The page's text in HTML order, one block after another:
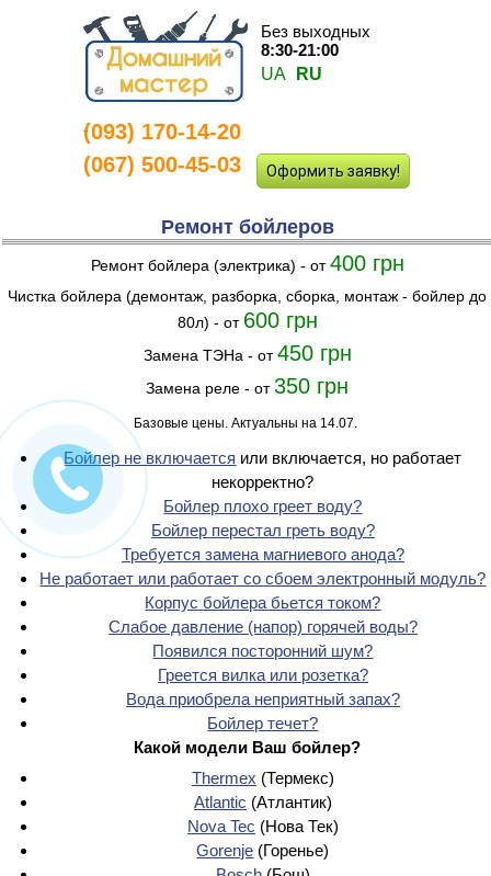
-
Без выходных
8:30-21:00
UA
RU
(093) 170-14-20
(067) 500-45-03
Оформить заявку!
Ремонт бойлеров
Ремонт бойлера (электрика) - от400 грн
Чистка бойлера (демонтаж, разборка, сборка, монтаж - бойлер до
80л) - от 600 грн
Замена ТЭНа - от450 грн
Замена реле - от350 грн
Базовые цены. Актуальны на 14.07.
Бойлер не включается или включается, но работает
некорректно?
Бойлер плохо греет воду?
Бойлер перестал греть воду?
Требуется замена магниевого анода?
Не работает или работает со сбоем электронный модуль?
Корпус бойлера бьется током?
Слабое давление (напор) горячей воды?
Появился посторонний шум?
Греется вилка или розетка?
Вода приобрела неприятный запах?
Бойлер течет?
Какой модели Ваш бойлер?
Thermex (Термекс)
Atlantic (Атлантик)
Nova Tec (Нова Тек)
Gorenje (Горенье)